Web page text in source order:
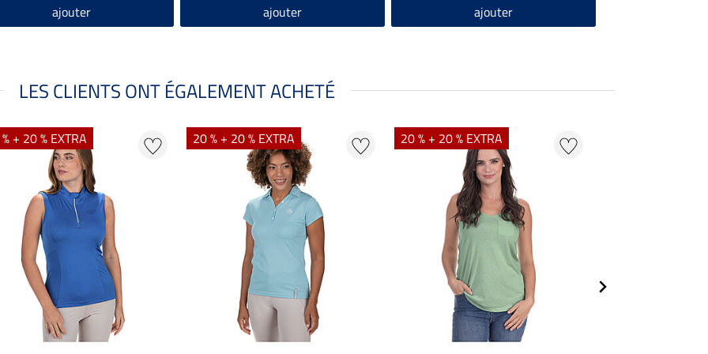
ajouter ajouter ajouter
LES CLIENTS ONT ÉGALEMENT ACHETÉ
+ 20 % EXTRA 20 % + 20 % EXTRA 20 % + 20 % EXTRA